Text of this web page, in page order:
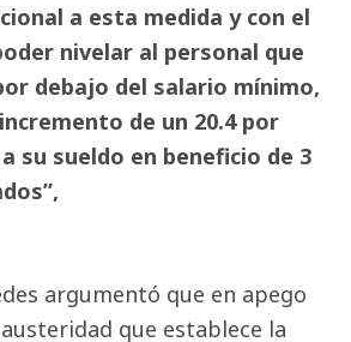
a esta medida y con el
nivelar al personal que
debajo del salario mínimo,
de un 20.4 por
su sueldo en beneficio de 3
argumentó que en apego
que establece la